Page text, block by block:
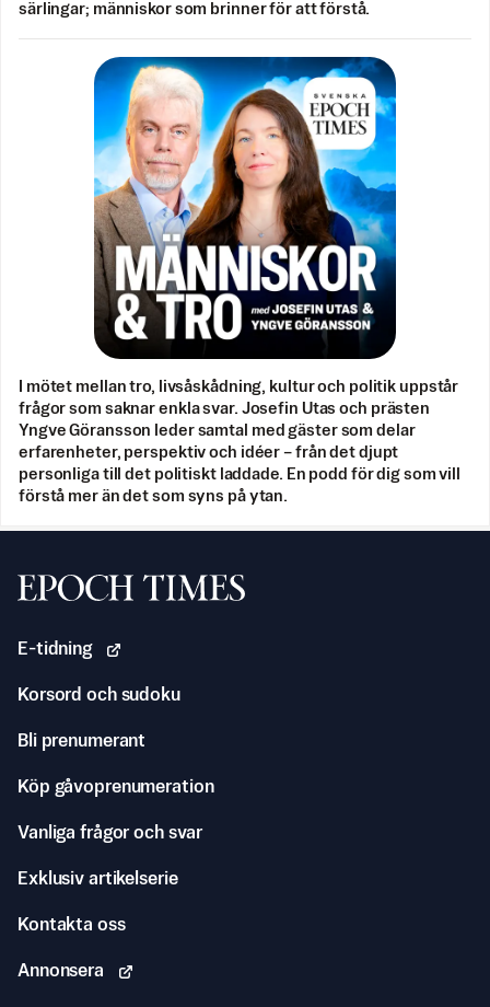
särlingar; människor som brinner för att förstå.
I mötet mellan tro, livsåskådning, kultur och politik uppstår
frågor som saknar enkla svar. Josefin Utas och prästen
Yngve Göransson leder samtal med gäster som delar
erfarenheter, perspektiv och idéer – från det djupt
personliga till det politiskt laddade. En podd för dig som vill
förstå mer än det som syns på ytan.
Svenska Epoch Times
E-tidning
Korsord och sudoku
Bli prenumerant
Köp gåvoprenumeration
Vanliga frågor och svar
Exklusiv artikelserie
Kontakta oss
Annonsera